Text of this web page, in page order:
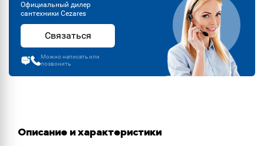
Официальный дилер
сантехники Cezares
Связаться
Можно написать или
позвонить
Описание и характеристики